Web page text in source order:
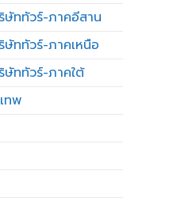
ษัททัวร์-ภาคอีสาน
ษัททัวร์-ภาคเหนือ
ษัททัวร์-ภาคใต้
ทพ